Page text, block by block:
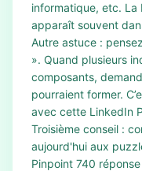
informatique, etc. La
apparaît souvent
Autre astuce :
». Quand plusieurs
composants,
pourraient former.
avec cette LinkedIn
Troisième conseil :
aujourd'hui aux
Pinpoint 740